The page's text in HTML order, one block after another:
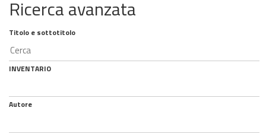
Ricerca avanzata
Titolo e sottotitolo
INVENTARIO
Autore